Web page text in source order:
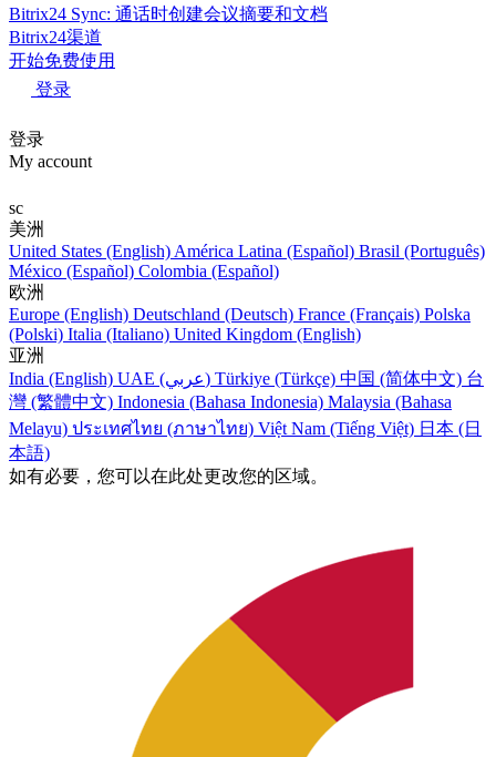
Bitrix24 Sync: 通话时创建会议摘要和文档
Bitrix24渠道
开始免费使用
登录
登录
My account
sc
美洲
United States (English) América Latina (Español) Brasil (Português)
México (Español) Colombia (Español)
欧洲
Europe (English) Deutschland (Deutsch) France (Français) Polska
(Polski) Italia (Italiano) United Kingdom (English)
亚洲
India (English)
UAE (عربي) Türkiye (Türkçe) 中国 (简体中文) 台
灣 (繁體中文) Indonesia (Bahasa Indonesia) Malaysia (Bahasa
Melayu) ประเทศไทย (ภาษาไทย) Việt Nam (Tiếng Việt) 日本 (日
本語)
如有必要，您可以在此处更改您的区域。